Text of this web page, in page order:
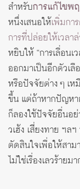
สำหรับการแก้ไขพ
หนึ่งเสนอให้เพิ่มกา
การที่ปล่อยให้เวลา
หยิบให้ “การเลื่อนเ
ออกมาเป็นอีกตัวเลื
หรือปัจจัยต่าง ๆ เ
ขึ้น แต่ถ้าหากปัญห
ก็ลองใช้ปัจจัยอื่นอ
วเฮ้ง เสี่ยงทาย ฯล
ตัดสินใจเพื่อให้สา
ไม่ใช่เรื่องเลวร้ายม